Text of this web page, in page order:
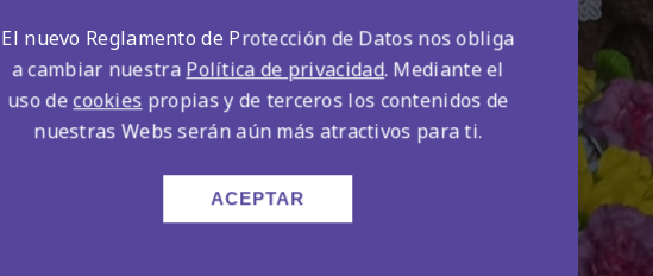
El nuevo Reglamento de Protección de Datos nos obliga
a cambiar nuestra Política de privacidad. Mediante el
uso decookies propias y de terceros los contenidos de
nuestras Webs serán aún más atractivos para ti.
ACEPTAR